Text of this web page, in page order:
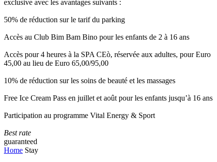
exclusive avec les avantages suivants :
50% de réduction sur le tarif du parking
Accès au Club Bim Bam Bino pour les enfants de 2 à 16 ans
Accès pour 4 heures à la SPA CEò, réservée aux adultes, pour Euro
45,00 au lieu de Euro 65,00/95,00
10% de réduction sur les soins de beauté et les massages
Free Ice Cream Pass en juillet et août pour les enfants jusqu’à 16 ans
Participation au programme Vital Energy & Sport
Best rate
guaranteed
Home Stay